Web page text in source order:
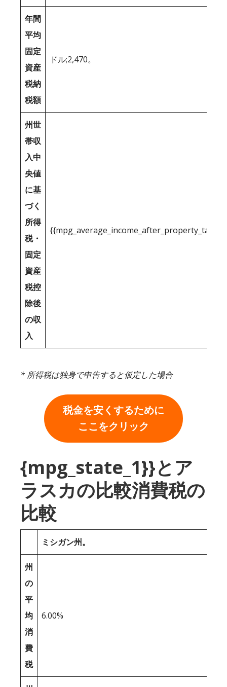
年間
平均
固定
資産
税納
税額
ドル;2,470。
州世
帯収
入中
央値
に基
づく
所得
税・
固定
資産
税控
除後
の収
入
* 所得税は独身で申告すると仮定した場合
税金を安くするために
ここをクリック
{mpg_state_1}}とア
ラスカの比較消費税の
比較
ミシガン州。
州
の
平
均
消
費
税
6.00%